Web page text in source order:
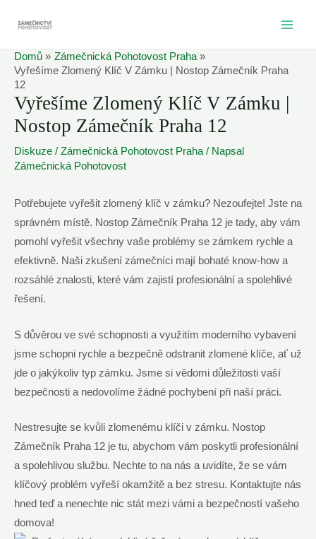
Domů
Zámečnická Pohotovost Praha
Vyřešíme Zlomený Klíč V Zámku | Nostop Zámečník Praha
12
Vyřešíme Zlomený Klíč V Zámku |
Nostop Zámečník Praha 12
Diskuze / Zámečnická Pohotovost Praha / Napsal
Zámečnická Pohotovost
Potřebujete vyřešit zlomený klíč v zámku? Nezoufejte! Jste na
správném místě. Nostop Zámečník Praha 12 je tady, aby vám
pomohl vyřešit všechny vaše problémy se zámkem rychle a
efektivně. Naši zkušení zámečníci mají bohaté know-how a
rozsáhlé znalosti, které vám zajistí profesionální a spolehlivé
řešení.
S důvěrou ve své schopnosti a využitím moderního vybavení
jsme schopni rychle a bezpečně odstranit zlomené klíče, ať už
jde o jakýkoliv typ zámku. Jsme si vědomi důležitosti vaší
bezpečnosti a nedovolíme žádné pochybení při naší práci.
Nestresujte se kvůli zlomenému klíči v zámku. Nostop
Zámečník Praha 12 je tu, abychom vám poskytli profesionální
a spolehlivou službu. Nechte to na nás a uvidíte, že se vám
klíčový problém vyřeší okamžitě a bez stresu. Kontaktujte nás
hned teď a nenechte nic stát mezi vámi a bezpečností vašeho
domova!